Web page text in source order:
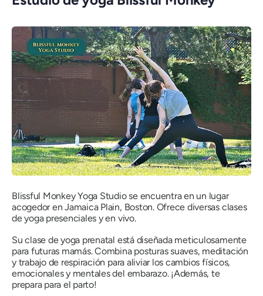
Blissful Monkey Yoga Studio se encuentra en un lugar
acogedor en Jamaica Plain, Boston. Ofrece diversas clases
de yoga presenciales y en vivo.
Su clase de yoga prenatal está diseñada meticulosamente
para futuras mamás. Combina posturas suaves, meditación
y trabajo de respiración para aliviar los cambios físicos,
emocionales y mentales del embarazo. ¡Además, te
prepara para el parto!